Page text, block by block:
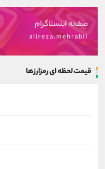
صفحه اینستاگرام
alireza.mehrabii
قیمت لحظه ای رمزارزها